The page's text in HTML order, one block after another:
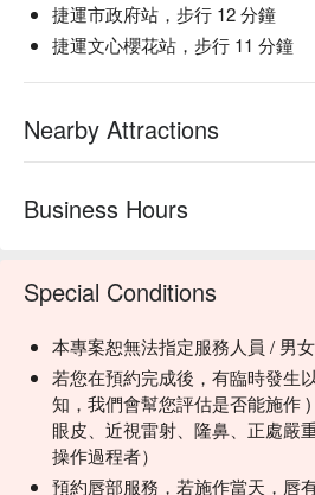
捷運市政府站，步行 12 分鐘
捷運文心櫻花站，步行 11 分鐘
Nearby Attractions
Business Hours
Special Conditions
本專案恕無法指定服務人員 / 男女
若您在預約完成後，有臨時發生
知，我們會幫您評估是否能施作
眼皮、近視雷射、隆鼻、正處嚴
操作過程者）
預約唇部服務，若施作當天，唇